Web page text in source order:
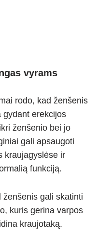
vyrams
rodo, kad ženšenis
gydant erekcijos
ženšenio bei jo
gali apsaugoti
kraujagyslėse ir
funkciją.
gali skatinti
kuris gerina varpos
kraujotaką.